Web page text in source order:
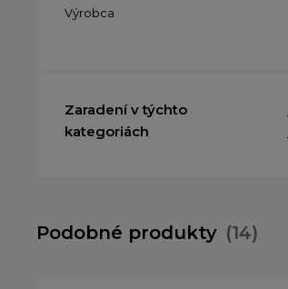
Výrobca
Zaradení v týchto
kategoriách
Podobné produkty (14)